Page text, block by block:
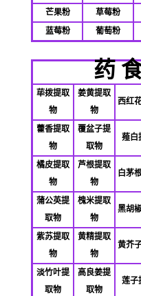
芒果粉
草莓粉
蓝莓粉
葡萄粉
药
荜拨提取
物
姜黄提取
物
西红
藿香提取
物
覆盆子提
取物
薤白
橘皮提取
物
芦根提取
物
白茅
蒲公英提
取物
槐米提取
物
黑胡
紫苏提取
物
黄精提取
物
黄芥
淡竹叶提
取物
高良姜提
取物
莲子